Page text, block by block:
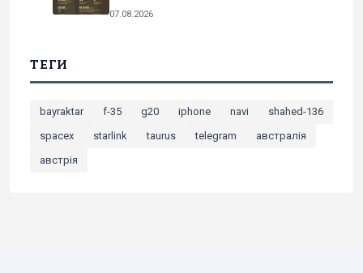
07.08.2026
ТЕГИ
bayraktar f-35 g20 iphone navi
shahed-136
spacex
starlink taurus telegram
австралія
австрія